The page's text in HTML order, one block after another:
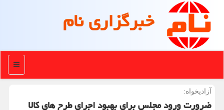
خبرگزاری نام
منو
آزادیخواه:
ضرورت ورود مجلس برای بهبود اجرای طرح های کالا